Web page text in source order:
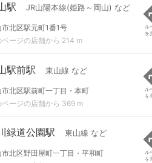
駅 JR山陽本線(姫路～岡山) など
市北区駅元町1番1号
ページの店舗から 214 m
ル
を
駅前駅 東山線 など
市北区駅前町一丁目・本町
ページの店舗から 369 m
ル
を
緑道公園駅 東山線 など
市北区野田屋町一丁目・平和町
ル
を